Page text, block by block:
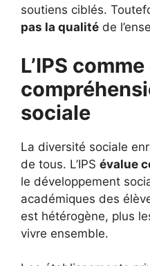
soutiens ciblés.
pas la qualité de
L’IPS
sociale
La diversité sociale
de tous. L’IPS évalue
le développement
académiques des
est hétérogène, plus
vivre ensemble.